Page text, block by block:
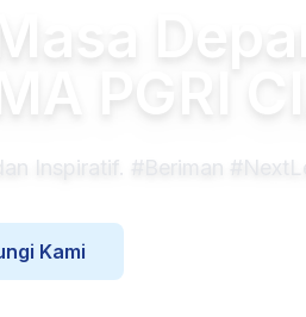
Depan
PGRI
Inspiratif. #Beriman
Kami